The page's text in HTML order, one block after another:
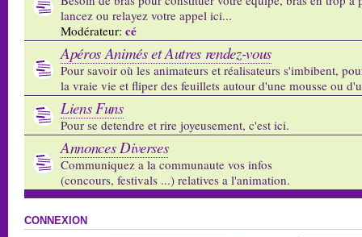
lancez ou relayez votre appel ici...
Modérateur: cé
Apéros Animés et Autres rendez-vous
Pour savoir où les animateurs et réalisateurs s'imbibent,
la vraie vie et fliper des feuillets autour d'une mousse ou
Liens Funs
Pour se detendre et rire joyeusement, c'est ici.
Annonces Diverses
Communiquez a la communaute vos infos
(concours, festivals ...) relatives a l'animation.
CONNEXION